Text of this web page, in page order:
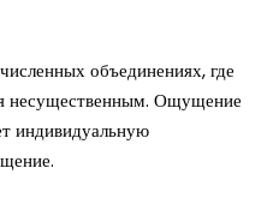
объединениях, где
несущественным. Ощущение
индивидуальную